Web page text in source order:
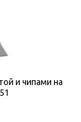
и чипами на